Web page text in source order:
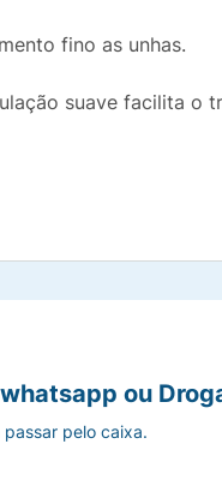
fino as unhas.
suave facilita o
ou
pelo caixa.